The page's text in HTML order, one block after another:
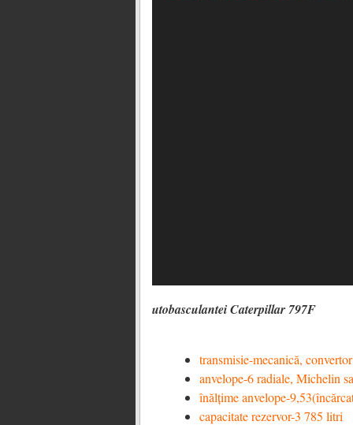
utobasculantei Caterpillar 797F
transmisie-mecanică,
anvelope-6 radiale, Michelin
înălțime anvelope-
capacitate rezervor-3 785 litri